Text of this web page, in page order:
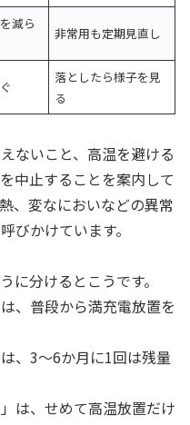
減ら
非常用も定期見直し
落としたら様子を見
る
ないこと、高温を避ける
中止することを案内して
、変なにおいなどの異常
びかけています。
に分けるとこうです。
、普段から満充電放置を
、3〜6か月に1回は残量
は、せめて高温放置だけ